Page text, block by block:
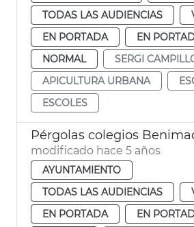
TODAS LAS AUDIENCIAS
EN PORTADA
EN
NORMAL
SERGI
APICULTURA URBANA
ESCOLES
modificado hace 5 años
AYUNTAMIENTO
TODAS LAS AUDIENCIAS
EN PORTADA
EN